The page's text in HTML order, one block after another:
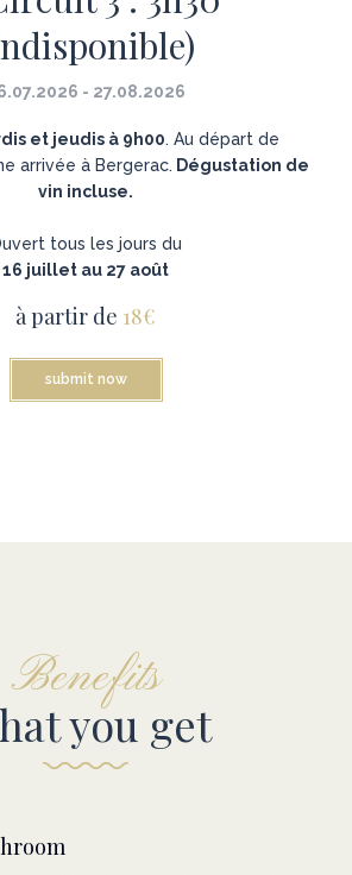
- 27.08.2026
et jeudis à 9h00. Au départ de
arrivée à Bergerac. Dégustation de
vin incluse.
tous les jours du
16 juillet au 27 août
à partir de 18€
submit now
Benefits
you get